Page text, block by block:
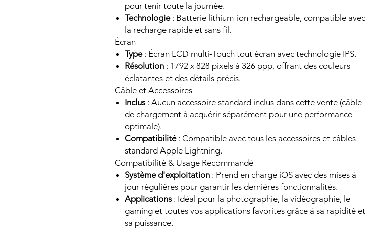
pour tenir toute la journée.
Technologie: Batterie lithium-ion rechargeable, compatible avec
la recharge rapide et sans fil.
Écran
Type: Écran LCD multi‑Touch tout écran avec technologie IPS.
Résolution : 1792 x 828 pixels à 326 ppp, offrant des couleurs
éclatantes et des détails précis.
Câble et Accessoires
Inclus: Aucun accessoire standard inclus dans cette vente (câble
de chargement à acquérir séparément pour une performance
optimale).
Compatibilité: Compatible avec tous les accessoires et câbles
standard Apple Lightning.
Compatibilité & Usage Recommandé
Système d'exploitation : Prend en charge iOS avec des mises à
jour régulières pour garantir les dernières fonctionnalités.
Applications: Idéal pour la photographie, la vidéographie, le
gaming et toutes vos applications favorites grâce à sa rapidité et
sa puissance.